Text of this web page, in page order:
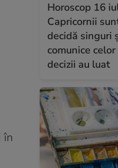
în
Horoscop 16
Capricornii
decidă singuri
comunice
decizii au luat